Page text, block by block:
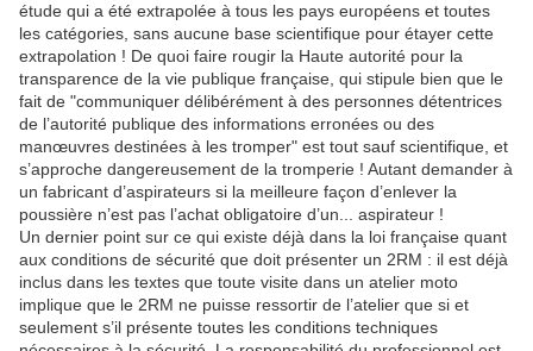
étude qui a été extrapolée à tous les pays européens et toutes
les catégories, sans aucune base scientifique pour étayer cette
extrapolation ! De quoi faire rougir la Haute autorité pour la
transparence de la vie publique française, qui stipule bien que le
fait de "communiquer délibérément à des personnes détentrices
de l’autorité publique des informations erronées ou des
manœuvres destinées à les tromper" est tout sauf scientifique, et
s’approche dangereusement de la tromperie ! Autant demander à
un fabricant d’aspirateurs si la meilleure façon d’enlever la
poussière n’est pas l’achat obligatoire d’un... aspirateur !
Un dernier point sur ce qui existe déjà dans la loi française quant
aux conditions de sécurité que doit présenter un 2RM : il est déjà
inclus dans les textes que toute visite dans un atelier moto
implique que le 2RM ne puisse ressortir de l’atelier que si et
seulement s’il présente toutes les conditions techniques